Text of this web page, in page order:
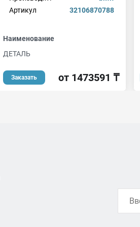
Артикул
32106870788
Наименование
ДЕТАЛЬ
Заказать от 1473591 ₸